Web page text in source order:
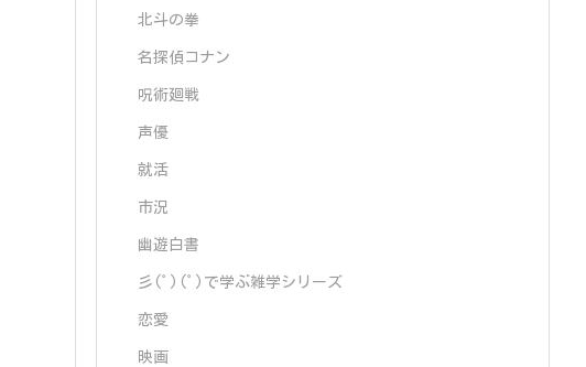
北斗の拳
名探偵コナン
呪術廻戦
声優
就活
市況
幽遊白書
彡(ﾟ)(ﾟ)で学ぶ雑学シリーズ
恋愛
映画